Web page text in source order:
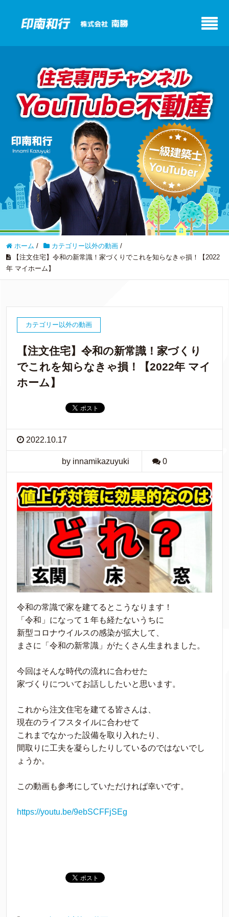
ホーム / カテゴリー以外の動画 /
【注文住宅】令和の新常識！家づくりでこれを知らなきゃ損！【2022
年 マイホーム】
カテゴリー以外の動画
【注文住宅】令和の新常識！家づくり
でこれを知らなきゃ損！【2022年 マイ
ホーム】
2022.10.17
by innamikazuyuki 0
令和の常識で家を建てるとこうなります！
「令和」になって１年も経たないうちに
新型コロナウイルスの感染が拡大して、
まさに「令和の新常識」がたくさん生まれました。
今回はそんな時代の流れに合わせた
家づくりについてお話ししたいと思います。
これから注文住宅を建てる皆さんは、
現在のライフスタイルに合わせて
これまでなかった設備を取り入れたり、
間取りに工夫を凝らしたりしているのではないでし
ょうか。
この動画も参考にしていただければ幸いです。
https://youtu.be/9ebSCFFjSEg